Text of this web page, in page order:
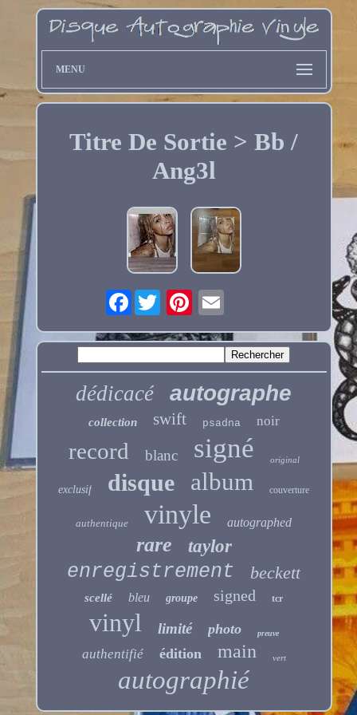
MENU
Titre De Sortie > Bb /
Ang3l
Facebook
dédicacé autographe
collection swift psadna noir
record blanc signé original
exclusif disque album couverture
authentique vinyle autographed
rare taylor
enregistrement beckett
scellé bleu groupe signed tcr
vinyl limité photo preuve
authentifié édition main vert
autographié